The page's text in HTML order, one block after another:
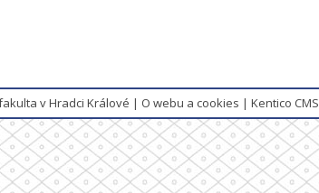
v Hradci Králové | O webu a cookies | Kentico CMS